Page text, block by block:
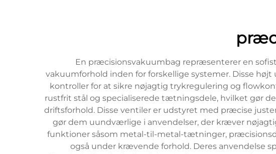
En præcisionsvakuumbag repræsenterer en
vakuumforhold inden for forskellige systemer. Disse
kontroller for at sikre nøjagtig trykregulering og
rustfrit stål og specialiserede tætningsdele, hvilket gør
driftsforhold. Disse ventiler er udstyret med præcise
gør dem uundværlige i anvendelser, der kræver
funktioner såsom metal-til-metal-tætninger,
også under krævende forhold. Deres anvendelse